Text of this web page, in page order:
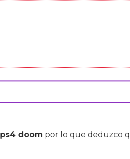
ps4 doom por lo que deduzco